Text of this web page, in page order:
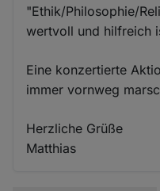
"Ethik/Philosophie/
wertvoll und hilfreich
Eine konzertierte
immer vornweg
Herzliche Grüße
Matthias